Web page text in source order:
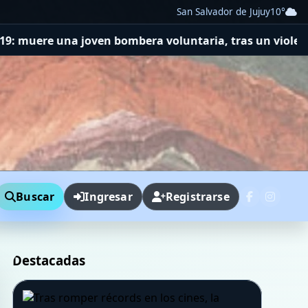
San Salvador de Jujuy10°
voluntaria, tras un violento choque frontal de dos
Buscar Ingresar Registrarse
Destacadas